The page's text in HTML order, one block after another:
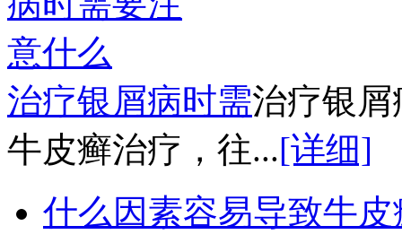
治疗银屑病时需治疗银
牛皮癣治疗，往...[详细]
什么因素容易导致牛皮